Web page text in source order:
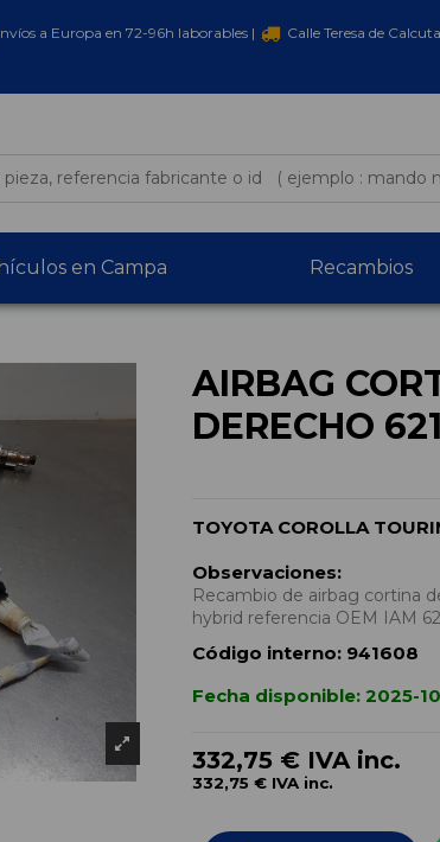
a Europa en 72-96h laborables |
Calle Teresa de
en Campa Recambios
AIRBAG
DERECHO
TOYOTA COROLLA
Observaciones:
Recambio de airbag cortina
hybrid referencia OEM IAM
Código interno: 941608
Fecha disponible: 2025-
332,75 € IVA inc.
332,75 € IVA inc.